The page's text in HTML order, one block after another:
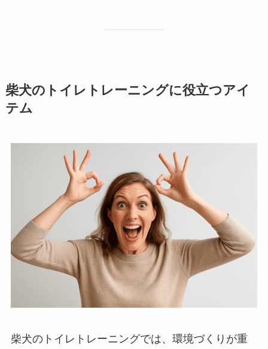
柴犬のトイレトレーニングに役立つアイ
テム
柴犬のトイレトレーニングでは、環境づくりが重